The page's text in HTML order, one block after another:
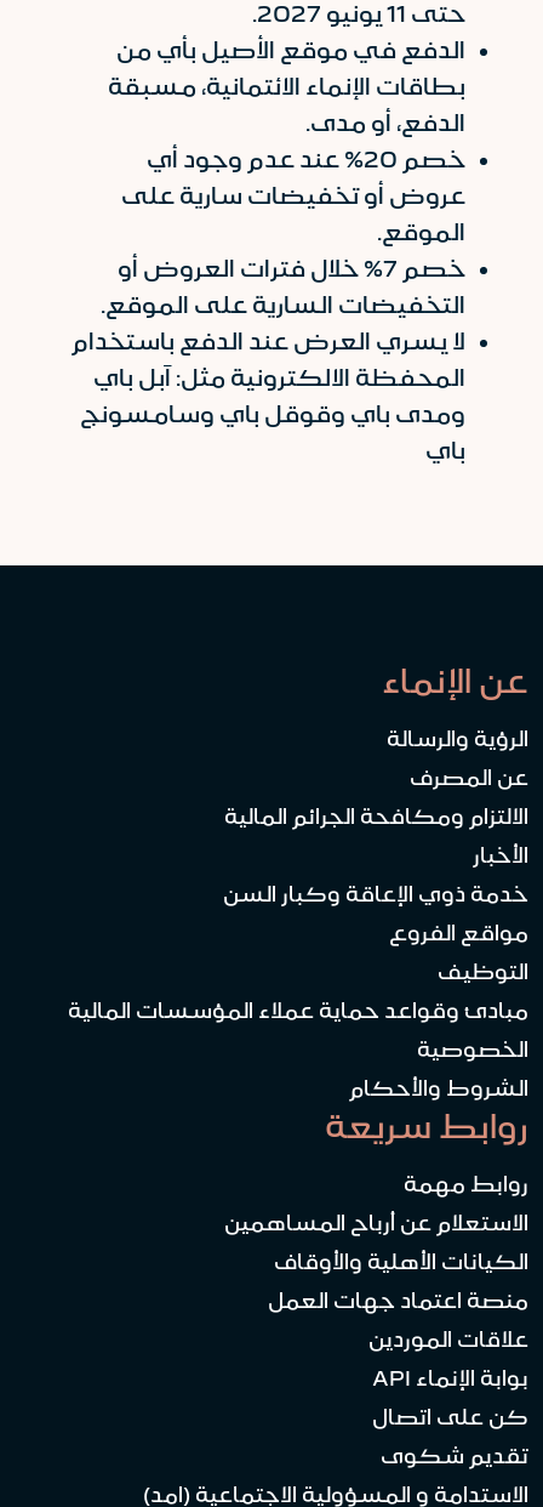
حتى 11 يونيو 2027.
الدفع في موقع الأصيل بأي من
بطاقات الإنماء الائتمانية، مسبقة
الدفع، أو مدى.
خصم 20% عند عدم وجود أي
عروض أو تخفيضات سارية على
الموقع.
خصم 7% خلال فترات العروض أو
التخفيضات السارية على الموقع.
لا يسري العرض عند الدفع باستخدام
المحفظة الالكترونية مثل: آبل باي
ومدى باي وقوقل باي وسامسونج
باي
عن الإنماء
الرؤية والرسالة
عن المصرف
الالتزام ومكافحة الجرائم المالية
الأخبار
خدمة ذوي الإعاقة وكبار السن
مواقع الفروع
التوظيف
مبادئ وقواعد حماية عملاء المؤسسات المالية
الخصوصية
الشروط والأحكام
روابط سريعة
روابط مهمة
الاستعلام عن أرباح المساهمين
الكيانات الأهلية والأوقاف
منصة اعتماد جهات العمل
علاقات الموردين
بوابة الإنماء API
كن على اتصال
تقديم شكوى
الاستدامة و المسؤولية الاجتماعية (امد)